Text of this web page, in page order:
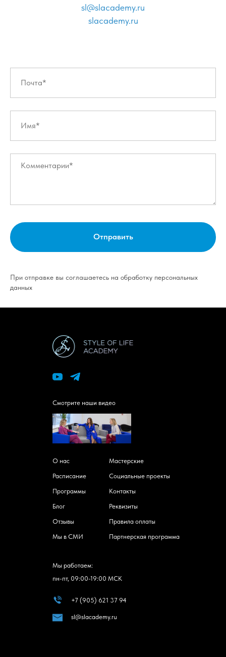
sl@slacademy.ru
slacademy.ru
Отправить
При отправке вы соглашаетесь на обработку персональных
данных
Мы работаем:
пн-пт, 09:00-19:00 МСК
+7 (905) 621 37 94
О нас
Смотрите наши видео
Расписание
Программы
Блог
Мастерские
Контакты
Реквизиты
Правила оплаты
Социальные проекты
Партнерская программа
Отзывы
Мы в СМИ
sl@slacademy.ru